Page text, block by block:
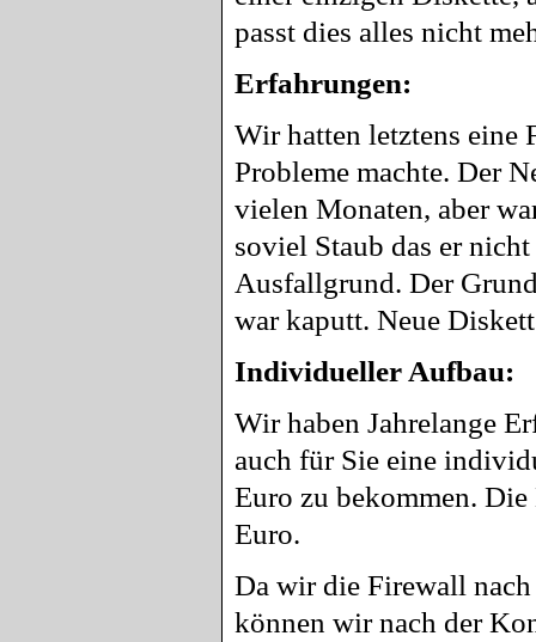
passt dies alles nicht
Erfahrungen:
Wir hatten letztens eine
Probleme machte. Der
vielen Monaten, aber
soviel Staub das er
Ausfallgrund. Der
war kaputt. Neue
Individueller Aufbau:
Wir haben Jahrelange
auch für Sie eine
Euro zu bekommen.
Euro.
Da wir die Firewall
können wir nach der